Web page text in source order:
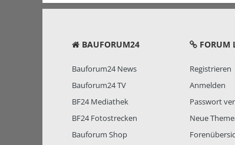
BAUFORUM24
Bauforum24 News
Bauforum24 TV
BF24 Mediathek
BF24 Fotostrecken
Bauforum Shop
FORUM
Registrieren
Anmelden
Passwort
Neue